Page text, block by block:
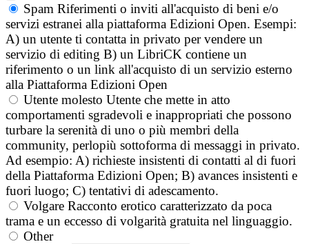
Spam Riferimenti o inviti all'acquisto di beni e/o
servizi estranei alla piattaforma Edizioni Open. Esempi:
A) un utente ti contatta in privato per vendere un
servizio di editing B) un LibriCK contiene un
riferimento o un link all'acquisto di un servizio esterno
alla Piattaforma Edizioni Open
Utente molesto Utente che mette in atto
comportamenti sgradevoli e inappropriati che possono
turbare la serenità di uno o più membri della
community, perlopiù sottoforma di messaggi in privato.
Ad esempio: A) richieste insistenti di contatti al di fuori
della Piattaforma Edizioni Open; B) avances insistenti e
fuori luogo; C) tentativi di adescamento.
Volgare Racconto erotico caratterizzato da poca
trama e un eccesso di volgarità gratuita nel linguaggio.
Other